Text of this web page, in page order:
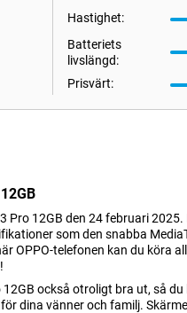
Hastighet:
Batteriets
livslängd:
Prisvärt:
Pro 12GB den 24 februari
som den snabba
OPPO-telefonen kan du köra
12GB också otroligt bra ut, så
dina vänner och familj.